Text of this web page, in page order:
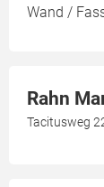
Wand /
Rahn
Tacitusweg